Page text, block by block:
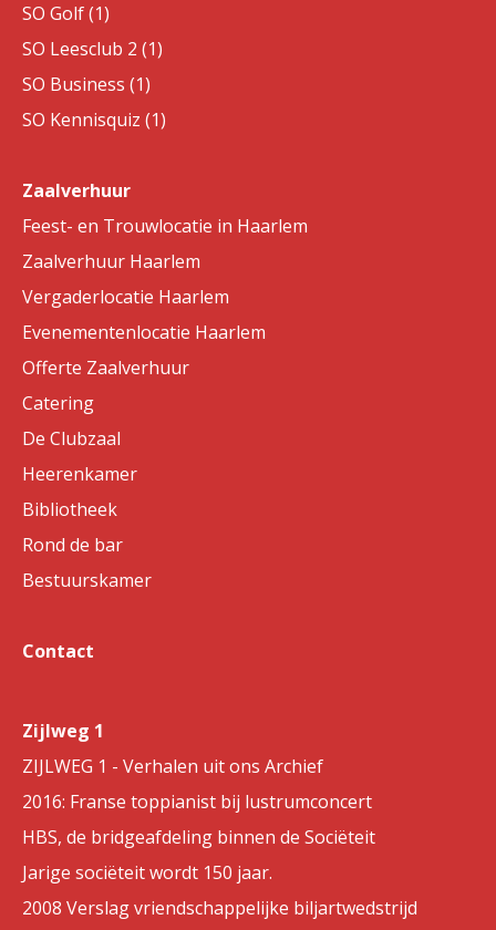
SO Golf (1)
SO Leesclub 2 (1)
SO Business (1)
SO Kennisquiz (1)
Zaalverhuur
Feest- en Trouwlocatie in Haarlem
Zaalverhuur Haarlem
Vergaderlocatie Haarlem
Evenementenlocatie Haarlem
Offerte Zaalverhuur
Catering
De Clubzaal
Heerenkamer
Bibliotheek
Rond de bar
Bestuurskamer
Contact
Zijlweg 1
ZIJLWEG 1 - Verhalen uit ons Archief
2016: Franse toppianist bij lustrumconcert
HBS, de bridgeafdeling binnen de Sociëteit
Jarige sociëteit wordt 150 jaar.
2008 Verslag vriendschappelijke biljartwedstrijd